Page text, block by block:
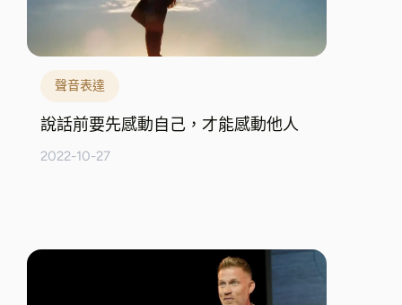
聲音表達
說話前要先感動自己，才能感動他人
2022-10-27